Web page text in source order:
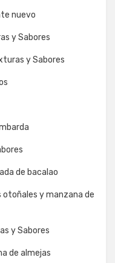
nuevo
y Sabores
y Sabores
de bacalao
y manzana de
y Sabores
de almejas